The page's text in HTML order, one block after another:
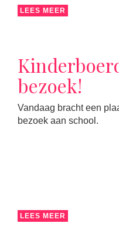
LEES MEER
bezoek!
Vandaag bracht een
bezoek aan school.
LEES MEER